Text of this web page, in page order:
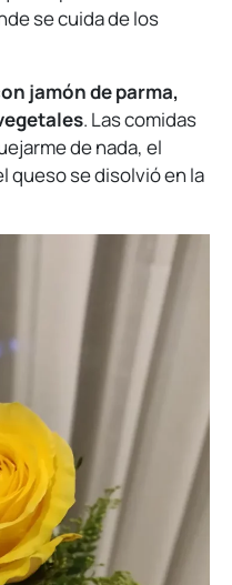
se cuida de los
jamón de parma,
. Las comidas
de nada, el
queso se disolvió en la